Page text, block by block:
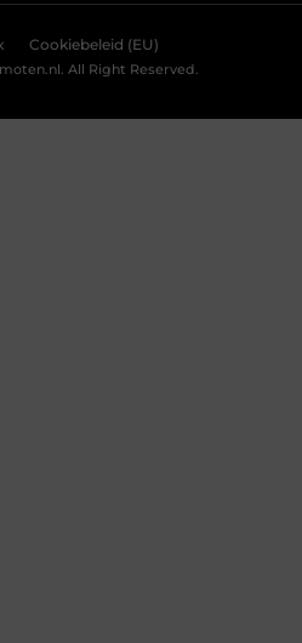
All Right Reserved.
Cookiebeleid (EU)